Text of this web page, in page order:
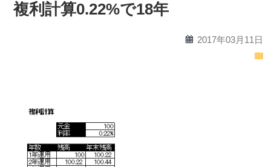
複利計算0.22%で18年
calendar 2017年03月11日
folder